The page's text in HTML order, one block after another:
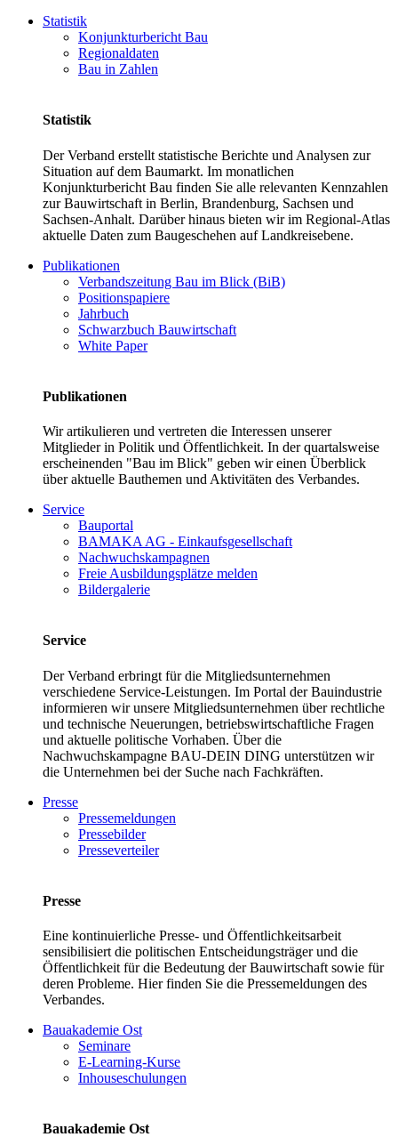
Statistik
Konjunkturbericht Bau
Regionaldaten
Bau in Zahlen
Statistik
Der Verband erstellt statistische Berichte und Analysen zur
Situation auf dem Baumarkt. Im monatlichen
Konjunkturbericht Bau finden Sie alle relevanten Kennzahlen
zur Bauwirtschaft in Berlin, Brandenburg, Sachsen und
Sachsen-Anhalt. Darüber hinaus bieten wir im Regional-Atlas
aktuelle Daten zum Baugeschehen auf Landkreisebene.
Publikationen
Verbandszeitung Bau im Blick (BiB)
Positionspapiere
Jahrbuch
Schwarzbuch Bauwirtschaft
White Paper
Publikationen
Wir artikulieren und vertreten die Interessen unserer
Mitglieder in Politik und Öffentlichkeit. In der quartalsweise
erscheinenden "Bau im Blick" geben wir einen Überblick
über aktuelle Bauthemen und Aktivitäten des Verbandes.
Service
Bauportal
BAMAKA AG - Einkaufsgesellschaft
Nachwuchskampagnen
Freie Ausbildungsplätze melden
Bildergalerie
Service
Der Verband erbringt für die Mitgliedsunternehmen
verschiedene Service-Leistungen. Im Portal der Bauindustrie
informieren wir unsere Mitgliedsunternehmen über rechtliche
und technische Neuerungen, betriebswirtschaftliche Fragen
und aktuelle politische Vorhaben. Über die
Nachwuchskampagne BAU-DEIN DING unterstützen wir
die Unternehmen bei der Suche nach Fachkräften.
Presse
Pressemeldungen
Pressebilder
Presseverteiler
Presse
Eine kontinuierliche Presse- und Öffentlichkeitsarbeit
sensibilisiert die politischen Entscheidungsträger und die
Öffentlichkeit für die Bedeutung der Bauwirtschaft sowie für
deren Probleme. Hier finden Sie die Pressemeldungen des
Verbandes.
Bauakademie Ost
Seminare
E-Learning-Kurse
Inhouseschulungen
Bauakademie Ost